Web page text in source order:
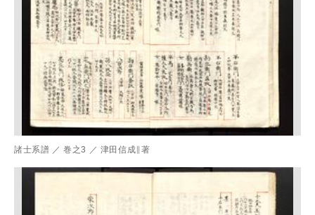
諸士系譜 ／ 巻之3 ／ 津田信成∥著